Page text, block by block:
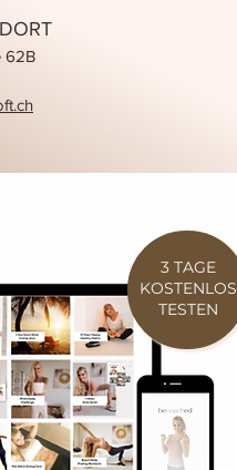
62B
3 TAGE
KOSTENLOS
TESTEN